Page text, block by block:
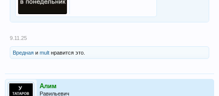
9.11.25
Вредная и mult нравится это.
Алим
Равильевич